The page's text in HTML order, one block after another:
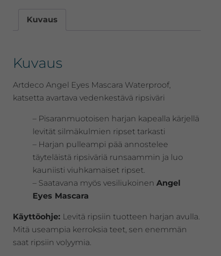
ripsiväriKuvaus
Kuvaus
Artdeco Angel Eyes Mascara Waterproof,
katsetta avartava vedenkestävä ripsiväri
– Pisaranmuotoisen harjan kapealla kärjellä
levität silmäkulmien ripset tarkasti
– Harjan pulleampi pää annostelee
täyteläistä ripsiväriä runsaammin ja luo
kauniisti viuhkamaiset ripset.
– Saatavana myös vesiliukoinen Angel
Eyes Mascara
Käyttöohje: Levitä ripsiin tuotteen harjan avulla.
Mitä useampia kerroksia teet, sen enemmän
saat ripsiin volyymia.